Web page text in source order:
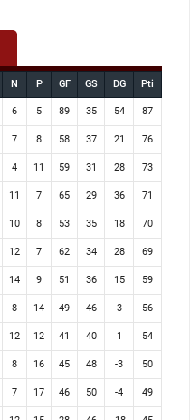
N P GF GS DG Pti
6 5 89 35 54 87
7 8 58 37 21 76
4 11 59 31 28 73
11 7 65 29 36 71
10 8 53 35 18 70
12 7 62 34 28 69
14 9 51 36 15 59
8 14 49 46 3 56
12 12 41 40 1 54
8 16 45 48 -3 50
7 17 46 50 -4 49